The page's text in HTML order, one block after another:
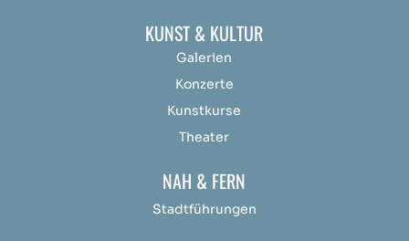
KUNST & KULTUR
Galerien
Konzerte
Kunstkurse
Theater
NAH & FERN
Stadtführungen